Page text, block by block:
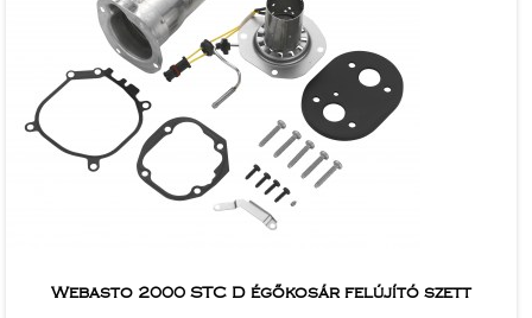
Webasto 2000 STC D égőkosár felújító szett